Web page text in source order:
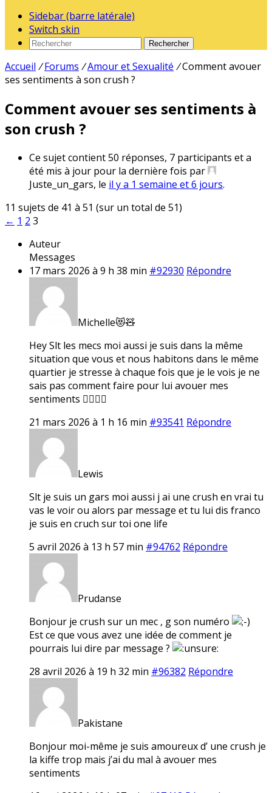
Sidebar (barre latérale)
Switch skin
Rechercher
Accueil / Forums /Amour et Sexualité /Comment avouer
ses sentiments à son crush ?
Comment avouer ses sentiments à
son crush ?
Ce sujet contient 50 réponses, 7 participants et a
été mis à jour pour la dernière fois par
Juste_un_gars, le il y a 1 semaine et 6 jours.
11 sujets de 41 à 51 (sur un total de 51)
← 1 2 3
Auteur
Messages
17 mars 2026 à 9 h 38 min #92930 Répondre
Michelle😻🧸
Hey Slt les mecs moi aussi je suis dans la même
situation que vous et nous habitons dans le même
quartier je stresse à chaque fois que je le vois je ne
sais pas comment faire pour lui avouer mes
sentiments 🤷‍♀️🤷‍♀️
21 mars 2026 à 1 h 16 min #93541 Répondre
Lewis
Slt je suis un gars moi aussi j ai une crush en vrai tu
vas le voir ou alors par message et tu lui dis franco
je suis en cruch sur toi one life
5 avril 2026 à 13 h 57 min #94762 Répondre
Prudanse
Bonjour je crush sur un mec , g son numéro
Est ce que vous avez une idée de comment je
pourrais lui dire par message ?
28 avril 2026 à 19 h 32 min #96382 Répondre
Pakistane
Bonjour moi-même je suis amoureux d’ une crush je
la kiffe trop mais j’ai du mal à avouer mes
sentiments